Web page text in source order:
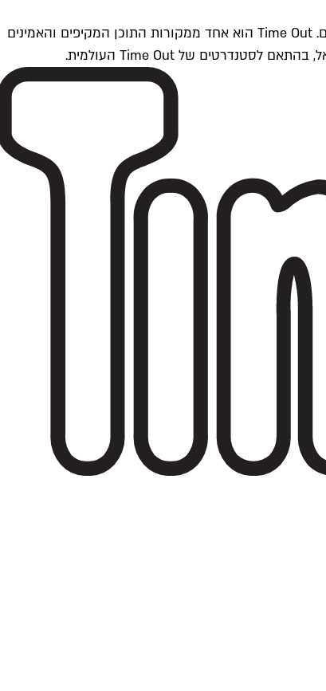
Time Outתל אביב הוא חלק מרשת Time Out Global — רשת מדיה בינלאומית הפועלת ב-360 ערים מרכזיות וב-60 מדינות ברחבי העולם. Time Out הוא אחד ממקורות התוכן המקיפים והאמינים